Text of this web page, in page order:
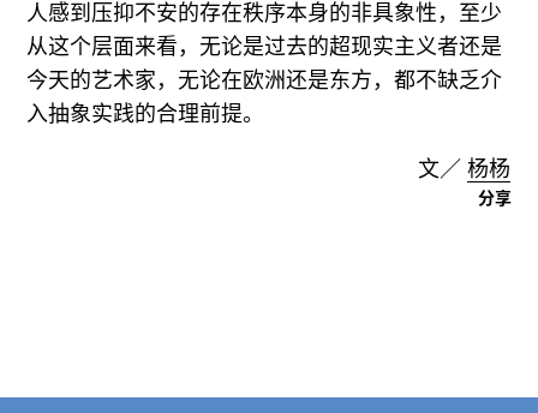
人感到压抑不安的存在秩序本身的非具象性，至少
从这个层面来看，无论是过去的超现实主义者还是
今天的艺术家，无论在欧洲还是东方，都不缺乏介
入抽象实践的合理前提。
文／ 杨杨
分享